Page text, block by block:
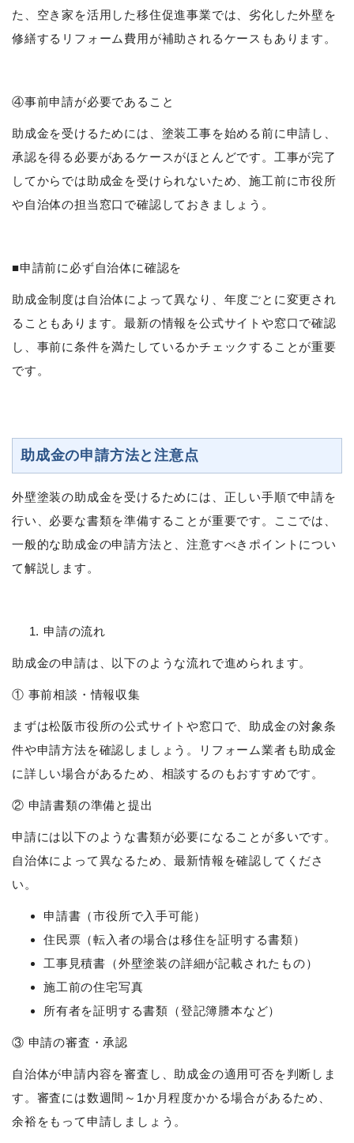
た、空き家を活用した移住促進事業では、劣化した外壁を
修繕するリフォーム費用が補助されるケースもあります。
④事前申請が必要であること
助成金を受けるためには、塗装工事を始める前に申請し、
承認を得る必要があるケースがほとんどです。工事が完了
してからでは助成金を受けられないため、施工前に市役所
や自治体の担当窓口で確認しておきましょう。
■申請前に必ず自治体に確認を
助成金制度は自治体によって異なり、年度ごとに変更され
ることもあります。最新の情報を公式サイトや窓口で確認
し、事前に条件を満たしているかチェックすることが重要
です。
助成金の申請方法と注意点
外壁塗装の助成金を受けるためには、正しい手順で申請を
行い、必要な書類を準備することが重要です。ここでは、
一般的な助成金の申請方法と、注意すべきポイントについ
て解説します。
申請の流れ
助成金の申請は、以下のような流れで進められます。
① 事前相談・情報収集
まずは松阪市役所の公式サイトや窓口で、助成金の対象条
件や申請方法を確認しましょう。リフォーム業者も助成金
に詳しい場合があるため、相談するのもおすすめです。
② 申請書類の準備と提出
申請には以下のような書類が必要になることが多いです。
自治体によって異なるため、最新情報を確認してくださ
い。
申請書（市役所で入手可能）
住民票（転入者の場合は移住を証明する書類）
工事見積書（外壁塗装の詳細が記載されたもの）
施工前の住宅写真
所有者を証明する書類（登記簿謄本など）
③ 申請の審査・承認
自治体が申請内容を審査し、助成金の適用可否を判断しま
す。審査には数週間～1か月程度かかる場合があるため、
余裕をもって申請しましょう。